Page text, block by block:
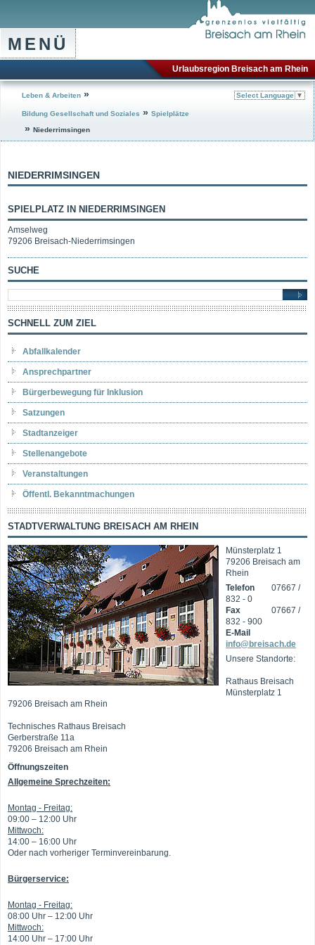
MENÜ
Urlaubsregion Breisach am Rhein
Leben & Arbeiten »
Bildung Gesellschaft und Soziales » Spielplätze
» Niederrimsingen
Select Language ▼
NIEDERRIMSINGEN
SPIELPLATZ IN NIEDERRIMSINGEN
Amselweg
79206 Breisach-Niederrimsingen
SUCHE
SCHNELL ZUM ZIEL
Abfallkalender
Ansprechpartner
Bürgerbewegung für Inklusion
Satzungen
Stadtanzeiger
Stellenangebote
Veranstaltungen
Öffentl. Bekanntmachungen
STADTVERWALTUNG BREISACH AM RHEIN
Münsterplatz 1
79206 Breisach am
Rhein
Telefon
07667 /
832 - 0
Fax
07667 /
832 - 900
E-Mail
info@breisach.de
Unsere Standorte:
Rathaus Breisach
Münsterplatz 1
79206 Breisach am Rhein
Technisches Rathaus Breisach
Gerberstraße 11a
79206 Breisach am Rhein
Öffnungszeiten
Allgemeine Sprechzeiten:
Montag - Freitag:
09:00 – 12:00 Uhr
Mittwoch:
14:00 – 16:00 Uhr
Oder nach vorheriger Terminvereinbarung.
Bürgerservice:
Montag - Freitag:
08:00 Uhr – 12:00 Uhr
Mittwoch:
14:00 Uhr – 17:00 Uhr